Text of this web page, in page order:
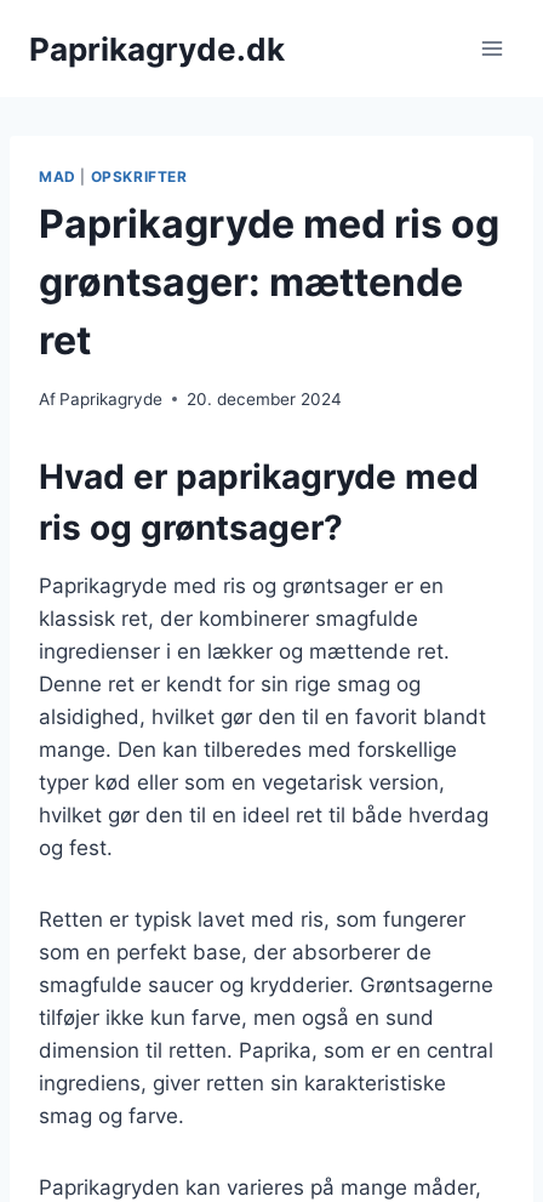
Paprikagryde.dk
MAD OPSKRIFTER
Paprikagryde med ris og
grøntsager: mættende
ret
Af Paprikagryde 20. december 2024
Hvad er paprikagryde med
ris og grøntsager?
Paprikagryde med ris og grøntsager er en
klassisk ret, der kombinerer smagfulde
ingredienser i en lækker og mættende ret.
Denne ret er kendt for sin rige smag og
alsidighed, hvilket gør den til en favorit blandt
mange. Den kan tilberedes med forskellige
typer kød eller som en vegetarisk version,
hvilket gør den til en ideel ret til både hverdag
og fest.
Retten er typisk lavet med ris, som fungerer
som en perfekt base, der absorberer de
smagfulde saucer og krydderier. Grøntsagerne
tilføjer ikke kun farve, men også en sund
dimension til retten. Paprika, som er en central
ingrediens, giver retten sin karakteristiske
smag og farve.
Paprikagryden kan varieres på mange måder,